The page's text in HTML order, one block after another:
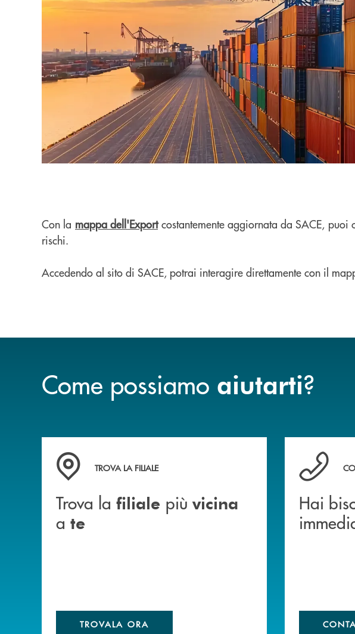
Con la mappa dell'Export costantemente aggiornata da SACE, puoi
rischi.
Accedendo al sito di SACE, potrai interagire direttamente con il
Come possiamo aiutarti?
Trova la filiale più vicina a te&nbsp;
TROVA LA FILIALE
Trova la filiale più vicina
a te
TROVALA ORA
Hai
Hai